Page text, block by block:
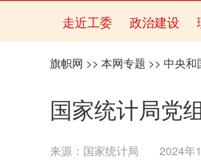
走近工委 政治建设
旗帜网 >> 本网专题 >> 中央和
国家统计局党
来源： 国家统计局 2024年